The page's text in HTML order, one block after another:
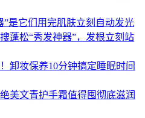
”是它们用完肌肤立刻自动发光
蓬松“秀发神器”，发根立刻站
卸妆保养10分钟搞定睡眠时间
美文青护手霜值得囤彻底滋润